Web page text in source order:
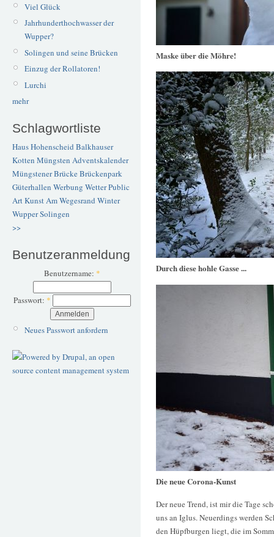
Viel Glück
Jahrhunderthochwasser der
Wupper?
Solingen und seine Brücken
Einzug der Rollatoren!
Lurchi
mehr
Schlagwortliste
Haus Hohenscheid Balkhauser
Kotten Müngsten Adventskalender
Müngstener BrückeBrückenpark
Güterhallen Werbung WetterPublic
ArtKunstAm Wegesrand Winter
WupperSolingen
>>
Benutzeranmeldung
Benutzername: *
Passwort: *
Neues Passwort anfordern
Maske über die Möhre!
Durch diese hohle Gasse ...
Die neue Corona-Kunst
Der neue Trend, ist mir die Tage
uns an Iglus. Neuerdings werden
den Hüpfburgen liegt, die im